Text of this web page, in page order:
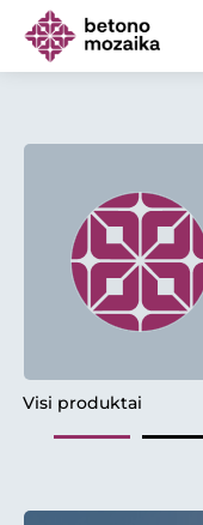
Visi produktai